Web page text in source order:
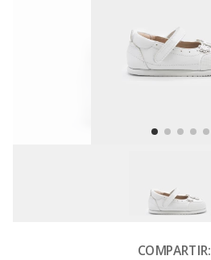
COMPARTIR: